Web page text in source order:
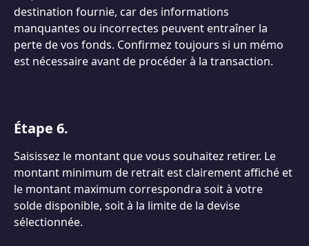
destination fournie, car des informations
manquantes ou incorrectes peuvent entraîner la
perte de vos fonds. Confirmez toujours si un mémo
est nécessaire avant de procéder à la transaction.
Étape 6.
Saisissez le montant que vous souhaitez retirer. Le
montant minimum de retrait est clairement affiché et
le montant maximum correspondra soit à votre
solde disponible, soit à la limite de la devise
sélectionnée.